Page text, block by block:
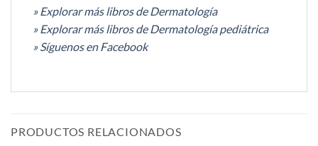
» Explorar más libros de Dermatología
» Explorar más libros de Dermatología pediátrica
» Síguenos en Facebook
PRODUCTOS RELACIONADOS